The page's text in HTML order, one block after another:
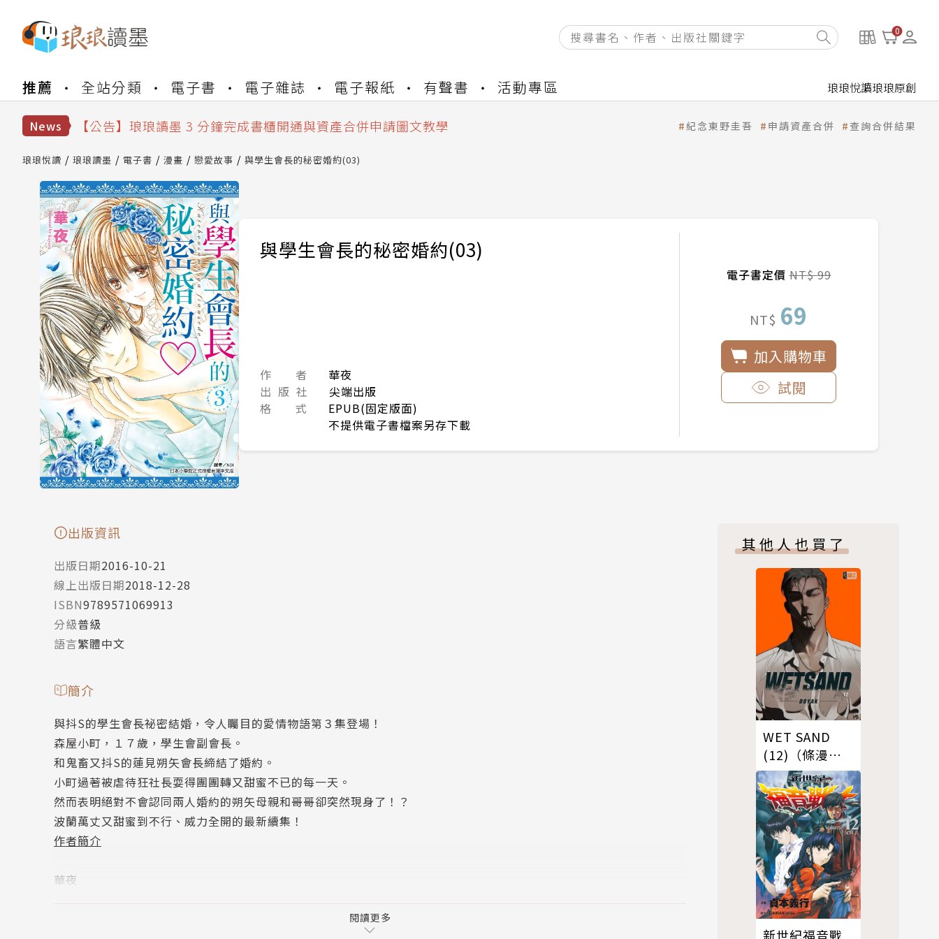
0
推薦 全站分類 電子書 電子雜誌 電子報紙 有聲書 活動專區 琅琅悅讀琅琅原創
News
【公告】琅琅讀墨數位閱讀資產合併與書櫃開通申請
【公告】琅琅讀墨 3 分鐘完成書櫃開通與資產合併申請圖文教學
【公告】琅琅讀墨數位閱讀資產合併與書櫃開通申請
紀念東野圭吾 申請資產合併 查詢合併結果
琅琅悅讀 琅琅讀墨 電子書 漫畫 戀愛故事 與學生會長的秘密婚約(03)
與學生會長的秘密婚約(03)
作 者
華夜
出 版 社
尖端出版
格 式
EPUB(固定版面)
不提供電子書檔案另存下載
電子書定價NT$ 99
NT$ 69
加入購物車
試閱
出版資訊
出版日期2016-10-21
線上出版日期2018-12-28
ISBN9789571069913
分級普級
語言繁體中文
簡介
與抖S的學生會長祕密結婚，令人矚目的愛情物語第３集登場！
森屋小町，１７歲，學生會副會長。
和鬼畜又抖S的蓮見朔矢會長締結了婚約。
小町過著被虐待狂社長耍得團團轉又甜蜜不已的每一天。
然而表明絕對不會認同兩人婚約的朔矢母親和哥哥卻突然現身了！？
波蘭萬丈又甜蜜到不行、威力全開的最新續集！
作者簡介
華夜
曾是種村有菜及水瀨藍的助手，2008年在小學館《Sho-Comi》上發表出道作，目前陸續在《Sho-Comi》上刊載作品。
閱讀更多
其他人也買了
WET SAND
(12)（條漫
版）
新世紀福音戰